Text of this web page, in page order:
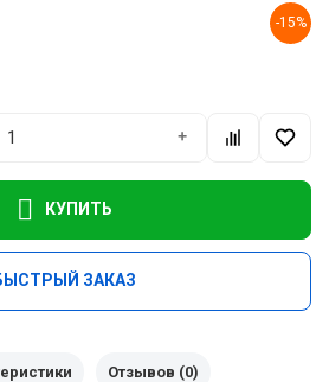
-15%
+
КУПИТЬ
ЗАКАЗ
Отзывов (0)